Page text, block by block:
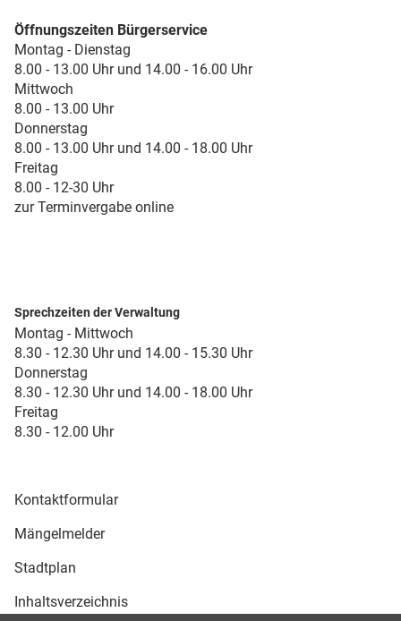
Öffnungszeiten Bürgerservice
Montag - Dienstag
8.00 - 13.00 Uhr und 14.00 - 16.00 Uhr
Mittwoch
8.00 - 13.00 Uhr
Donnerstag
8.00 - 13.00 Uhr und 14.00 - 18.00 Uhr
Freitag
8.00 - 12-30 Uhr
zur Terminvergabe online
Sprechzeiten der Verwaltung
Montag - Mittwoch
8.30 - 12.30 Uhr und 14.00 - 15.30 Uhr
Donnerstag
8.30 - 12.30 Uhr und 14.00 - 18.00 Uhr
Freitag
8.30 - 12.00 Uhr
Kontaktformular
Mängelmelder
Stadtplan
Inhaltsverzeichnis